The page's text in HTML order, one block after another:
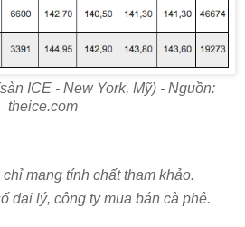
ICE - New York, Mỹ) - Nguồn:
theice.com
mang tính chất tham khảo.
đại lý, công ty mua bán cà phê.